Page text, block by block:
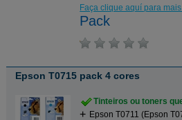
Faça clique aquí para
Pack
Epson T0715 pack 4 cores
Tinteiros ou toners
Epson T0711 (Epson